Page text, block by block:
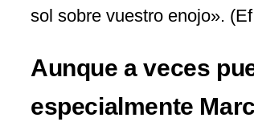
sol sobre vuestro enojo».
Aunque a veces
especialmente